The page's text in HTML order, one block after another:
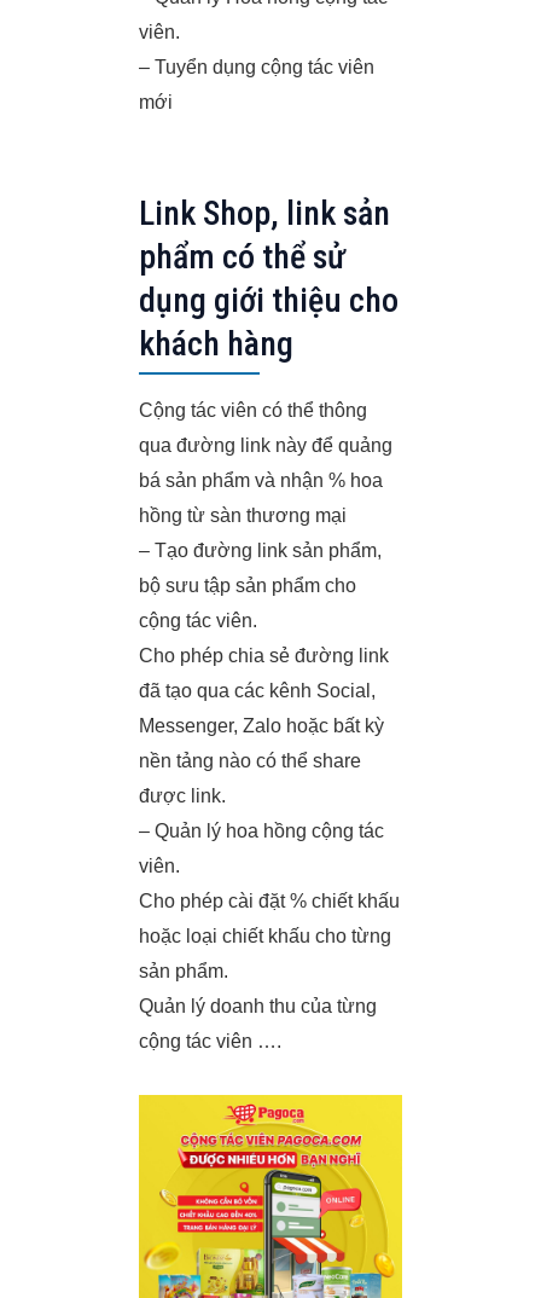
viên.
– Tuyển dụng cộng tác viên
mới
Link Shop, link sản
phẩm có thể sử
dụng giới thiệu cho
khách hàng
Cộng tác viên có thể thông
qua đường link này để quảng
bá sản phẩm và nhận % hoa
hồng từ sàn thương mại
– Tạo đường link sản phẩm,
bộ sưu tập sản phẩm cho
cộng tác viên.
Cho phép chia sẻ đường link
đã tạo qua các kênh Social,
Messenger, Zalo hoặc bất kỳ
nền tảng nào có thể share
được link.
– Quản lý hoa hồng cộng tác
viên.
Cho phép cài đặt % chiết khấu
hoặc loại chiết khấu cho từng
sản phẩm.
Quản lý doanh thu của từng
cộng tác viên ….